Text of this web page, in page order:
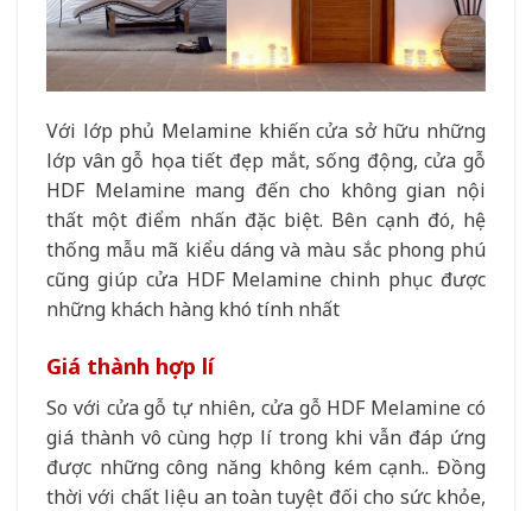
Với lớp phủ Melamine khiến cửa sở hữu những
lớp vân gỗ họa tiết đẹp mắt, sống động, cửa gỗ
HDF Melamine mang đến cho không gian nội
thất một điểm nhấn đặc biệt. Bên cạnh đó, hệ
thống mẫu mã kiểu dáng và màu sắc phong phú
cũng giúp cửa HDF Melamine chinh phục được
những khách hàng khó tính nhất
Giá thành hợp lí
So với cửa gỗ tự nhiên, cửa gỗ HDF Melamine có
giá thành vô cùng hợp lí trong khi vẫn đáp ứng
được những công năng không kém cạnh.. Đồng
thời với chất liệu an toàn tuyệt đối cho sức khỏe,